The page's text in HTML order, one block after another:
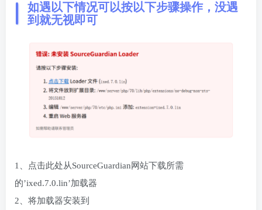
如遇以下情况可以按以下步骤操作，没遇
到就无视即可
1、点击此处从SourceGuardian网站下载所需
的’ixed.7.0.lin’加载器
2、将加载器安装到